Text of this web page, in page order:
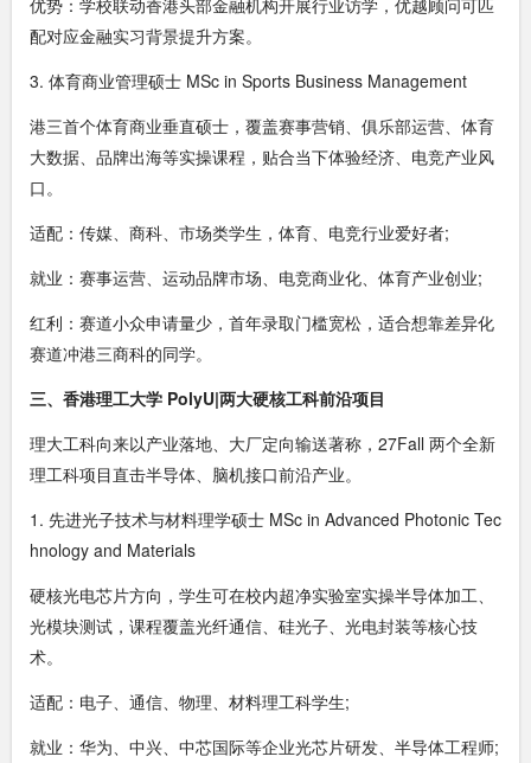
配对应金融实习背景提升方案。
3. 体育商业管理硕士 MSc in Sports Business Management
港三首个体育商业垂直硕士，覆盖赛事营销、俱乐部运营、体育
大数据、品牌出海等实操课程，贴合当下体验经济、电竞产业风
口。
适配：传媒、商科、市场类学生，体育、电竞行业爱好者;
就业：赛事运营、运动品牌市场、电竞商业化、体育产业创业;
红利：赛道小众申请量少，首年录取门槛宽松，适合想靠差异化
赛道冲港三商科的同学。
三、香港理工大学 PolyU|两大硬核工科前沿项目
理大工科向来以产业落地、大厂定向输送著称，27Fall 两个全新
理工科项目直击半导体、脑机接口前沿产业。
1. 先进光子技术与材料理学硕士 MSc in Advanced Photonic Tec
hnology and Materials
硬核光电芯片方向，学生可在校内超净实验室实操半导体加工、
光模块测试，课程覆盖光纤通信、硅光子、光电封装等核心技
术。
适配：电子、通信、物理、材料理工科学生;
就业：华为、中兴、中芯国际等企业光芯片研发、半导体工程师;